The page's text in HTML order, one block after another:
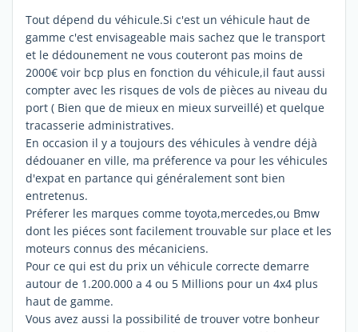
Tout dépend du véhicule.Si c'est un véhicule haut de
gamme c'est envisageable mais sachez que le transport
et le dédounement ne vous couteront pas moins de
2000€ voir bcp plus en fonction du véhicule,il faut aussi
compter avec les risques de vols de pièces au niveau du
port ( Bien que de mieux en mieux surveillé) et quelque
tracasserie administratives.
En occasion il y a toujours des véhicules à vendre déjà
dédouaner en ville, ma préference va pour les véhicules
d'expat en partance qui généralement sont bien
entretenus.
Préferer les marques comme toyota,mercedes,ou Bmw
dont les piéces sont facilement trouvable sur place et les
moteurs connus des mécaniciens.
Pour ce qui est du prix un véhicule correcte demarre
autour de 1.200.000 a 4 ou 5 Millions pour un 4x4 plus
haut de gamme.
Vous avez aussi la possibilité de trouver votre bonheur